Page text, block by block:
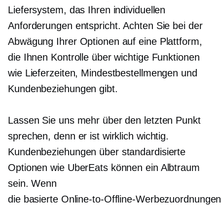
Liefersystem, das Ihren individuellen
Anforderungen entspricht. Achten Sie bei der
Abwägung Ihrer Optionen auf eine Plattform,
die Ihnen Kontrolle über wichtige Funktionen
wie Lieferzeiten, Mindestbestellmengen und
Kundenbeziehungen gibt.
Lassen Sie uns mehr über den letzten Punkt
sprechen, denn er ist wirklich wichtig.
Kundenbeziehungen über standardisierte
Optionen wie UberEats können ein Albtraum
sein. Wenn
die basierte Online-to-Offline-